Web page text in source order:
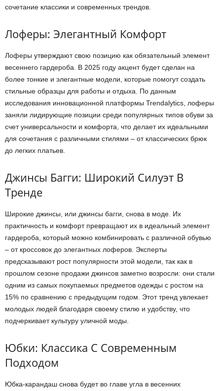
сочетание классики и современных трендов.
Лоферы: Элегантный Комфорт
Лоферы утверждают свою позицию как обязательный элемент
весеннего гардероба. В 2025 году акцент будет сделан на
более тонкие и элегантные модели, которые помогут создать
стильные образцы для работы и отдыха. По данным
исследования инновационной платформы Trendalytics, лоферы
заняли лидирующие позиции среди популярных типов обуви за
счет универсальности и комфорта, что делает их идеальными
для сочетания с различными стилями – от классических брюк
до легких платьев.
Джинсы Багги: Широкий Силуэт В
Тренде
Широкие джинсы, или джинсы багги, снова в моде. Их
практичность и комфорт превращают их в идеальный элемент
гардероба, который можно комбинировать с различной обувью
– от кроссовок до элегантных лоферов. Эксперты
предсказывают рост популярности этой модели, так как в
прошлом сезоне продажи джинсов заметно возросли: они стали
одним из самых покупаемых предметов одежды с ростом на
15% по сравнению с предыдущим годом. Этот тренд увлекает
молодых людей благодаря своему стилю и удобству, что
подчеркивает культуру уличной моды.
Юбки: Классика С Современным
Подходом
Юбка-карандаш снова будет во главе угла в весенних